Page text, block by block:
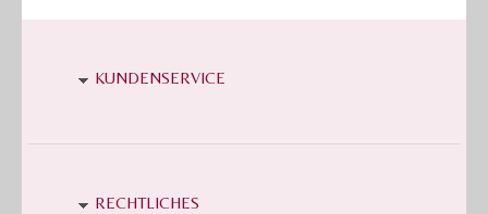
KUNDENSERVICE
RECHTLICHES